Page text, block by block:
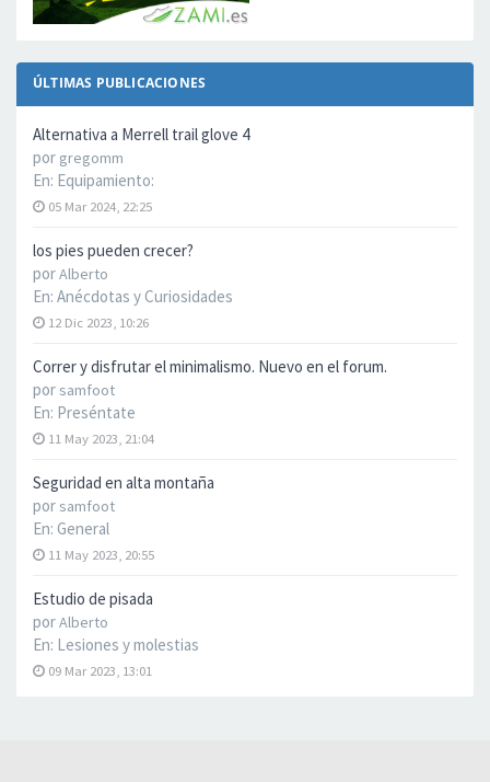
ÚLTIMAS PUBLICACIONES
Alternativa a Merrell trail glove 4
por gregomm
En: Equipamiento:
05 Mar 2024, 22:25
los pies pueden crecer?
porAlberto
En: Anécdotas y Curiosidades
12 Dic 2023, 10:26
Correr y disfrutar el minimalismo. Nuevo en el forum.
por samfoot
En: Preséntate
11 May 2023, 21:04
Seguridad en alta montaña
por samfoot
En: General
11 May 2023, 20:55
Estudio de pisada
porAlberto
En: Lesiones y molestias
09 Mar 2023, 13:01